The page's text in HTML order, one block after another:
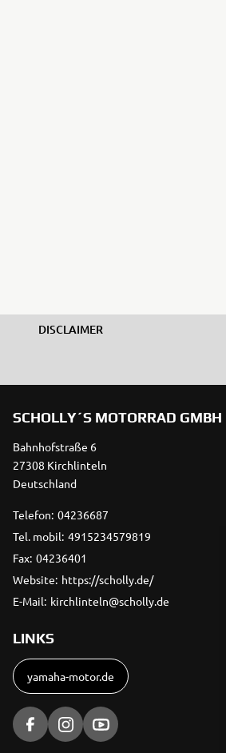
DISCLAIMER
SCHOLLY´S MOTORRAD GMBH
Bahnhofstraße 6
27308 Kirchlinteln
Deutschland
Telefon: 04236687
Tel. mobil: 4915234579819
Fax: 04236401
Website: https://scholly.de/
E-Mail: kirchlinteln@scholly.de
LINKS
yamaha-motor.de